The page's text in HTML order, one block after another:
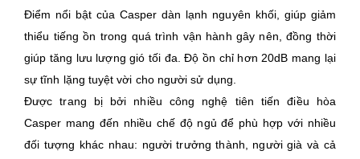
Điểm nổi bật của Casper dàn lạnh nguyên khối, giúp giảm
thiểu tiếng ồn trong quá trình vận hành gây nên, đồng thời
giúp tăng lưu lượng gió tối đa. Độ ồn chỉ hơn 20dB mang lại
sự tĩnh lặng tuyệt vời cho người sử dụng.
Được trang bị bởi nhiều công nghệ tiên tiến điều hòa
Casper mang đến nhiều chế độ ngủ để phù hợp với nhiều
đối tượng khác nhau: người trưởng thành, người già và cả